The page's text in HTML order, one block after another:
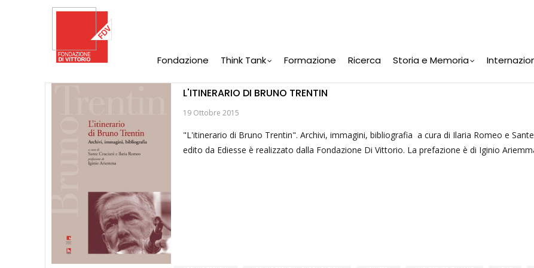
Navigation
Fondazione Think Tank Formazione Ricerca Storia e Memoria
L'ITINERARIO DI BRUNO TRENTIN
19 Ottobre 2015
"L'itinerario di Bruno Trentin". Archivi, immagini, bibliografia a cura di Ilaria Romeo e
edito da Ediesse è realizzato dalla Fondazione Di Vittorio. La prefazione è di Iginio